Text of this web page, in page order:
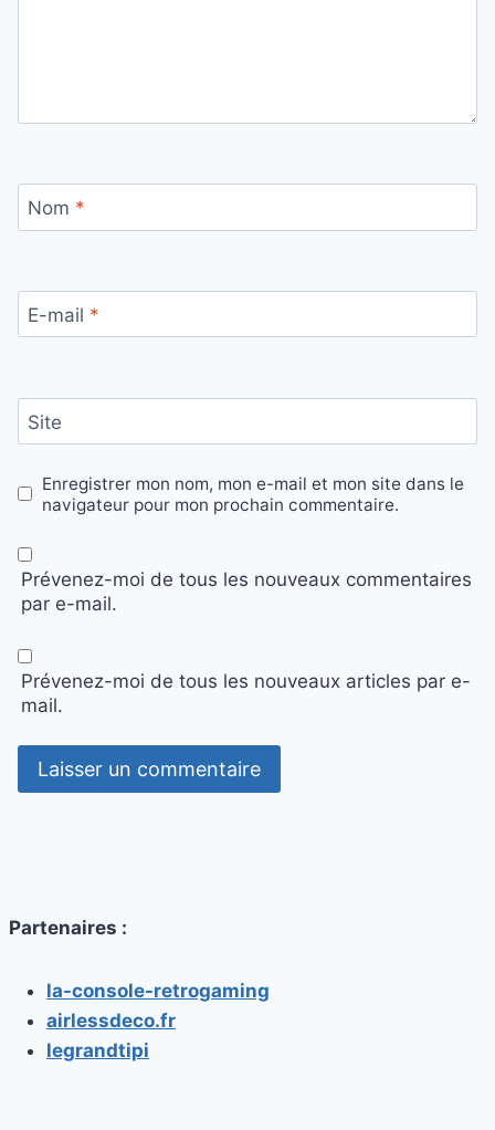
Nom *
E-mail *
Site
Enregistrer mon nom, mon e-mail et mon site dans le
navigateur pour mon prochain commentaire.
Prévenez-moi de tous les nouveaux commentaires
par e-mail.
Prévenez-moi de tous les nouveaux articles par e-
mail.
Partenaires :
la-console-retrogaming
airlessdeco.fr
legrandtipi